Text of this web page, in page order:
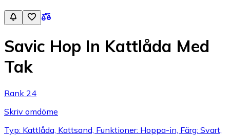
Savic Hop In Kattlåda Med
Tak
Rank 24
Skriv omdöme
Typ: Kattlåda, Kattsand, Funktioner: Hoppa-in, Färg: Svart,